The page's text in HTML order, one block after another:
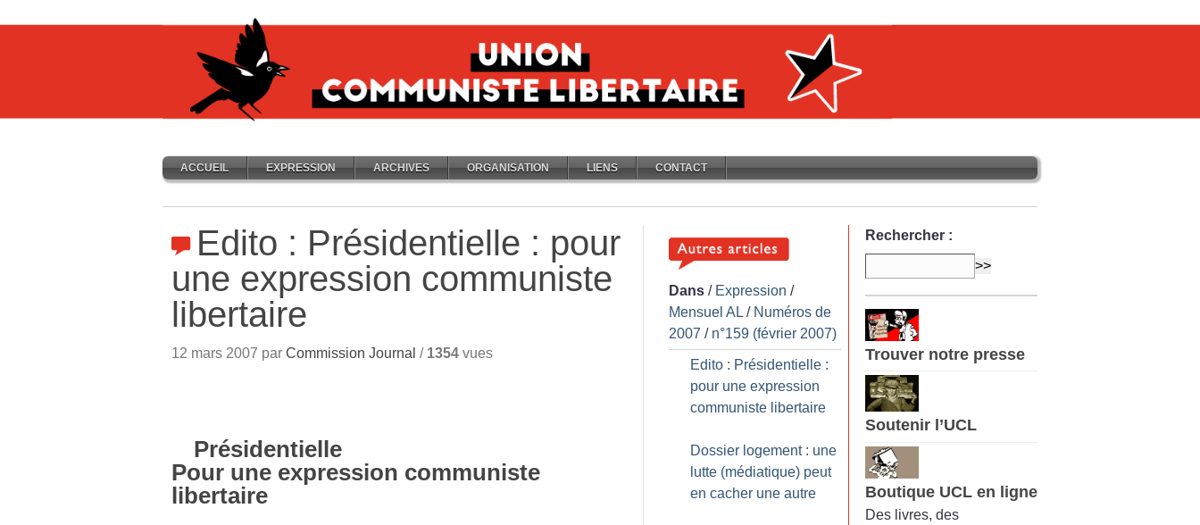
ACCUEIL EXPRESSION ARCHIVES ORGANISATION LIENS CONTACT
Edito : Présidentielle : pour
une expression communiste
libertaire
12 mars 2007 par Commission Journal / 1354 vues
Présidentielle
Pour une expression communiste
libertaire
Dans / Expression /
Mensuel AL / Numéros de
2007 / n°159 (février 2007)
Edito : Présidentielle :
pour une expression
communiste libertaire
Dossier logement : une
lutte (médiatique) peut
en cacher une autre
Rechercher :
Trouver notre presse
Soutenir l’UCL
Boutique UCL en ligne
Des livres, des